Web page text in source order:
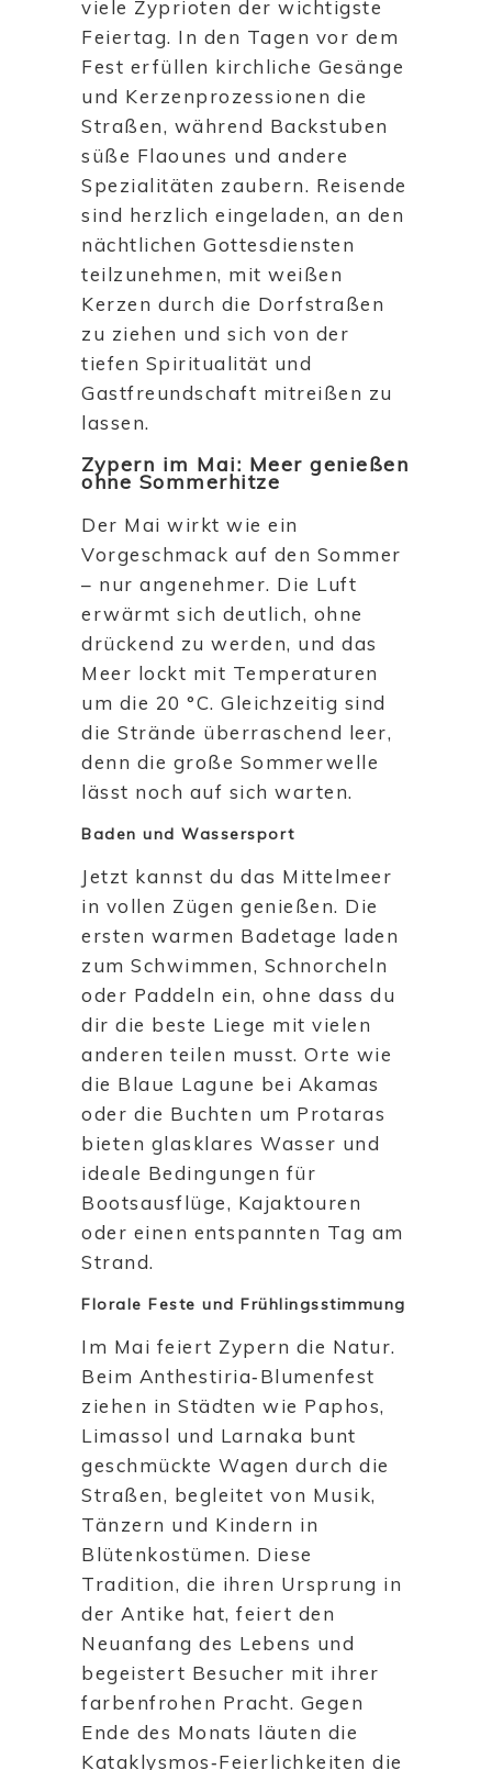
viele Zyprioten der wichtigste
Feiertag. In den Tagen vor dem
Fest erfüllen kirchliche Gesänge
und Kerzenprozessionen die
Straßen, während Backstuben
süße Flaounes und andere
Spezialitäten zaubern. Reisende
sind herzlich eingeladen, an den
nächtlichen Gottesdiensten
teilzunehmen, mit weißen
Kerzen durch die Dorfstraßen
zu ziehen und sich von der
tiefen Spiritualität und
Gastfreundschaft mitreißen zu
lassen.
Zypern im Mai: Meer genießen
ohne Sommerhitze
Der Mai wirkt wie ein
Vorgeschmack auf den Sommer
– nur angenehmer. Die Luft
erwärmt sich deutlich, ohne
drückend zu werden, und das
Meer lockt mit Temperaturen
um die 20 °C. Gleichzeitig sind
die Strände überraschend leer,
denn die große Sommerwelle
lässt noch auf sich warten.
Baden und Wassersport
Jetzt kannst du das Mittelmeer
in vollen Zügen genießen. Die
ersten warmen Badetage laden
zum Schwimmen, Schnorcheln
oder Paddeln ein, ohne dass du
dir die beste Liege mit vielen
anderen teilen musst. Orte wie
die Blaue Lagune bei Akamas
oder die Buchten um Protaras
bieten glasklares Wasser und
ideale Bedingungen für
Bootsausflüge, Kajaktouren
oder einen entspannten Tag am
Strand.
Florale Feste und Frühlingsstimmung
Im Mai feiert Zypern die Natur.
Beim Anthestiria‑Blumenfest
ziehen in Städten wie Paphos,
Limassol und Larnaka bunt
geschmückte Wagen durch die
Straßen, begleitet von Musik,
Tänzern und Kindern in
Blütenkostümen. Diese
Tradition, die ihren Ursprung in
der Antike hat, feiert den
Neuanfang des Lebens und
begeistert Besucher mit ihrer
farbenfrohen Pracht. Gegen
Ende des Monats läuten die
Kataklysmos‑Feierlichkeiten die